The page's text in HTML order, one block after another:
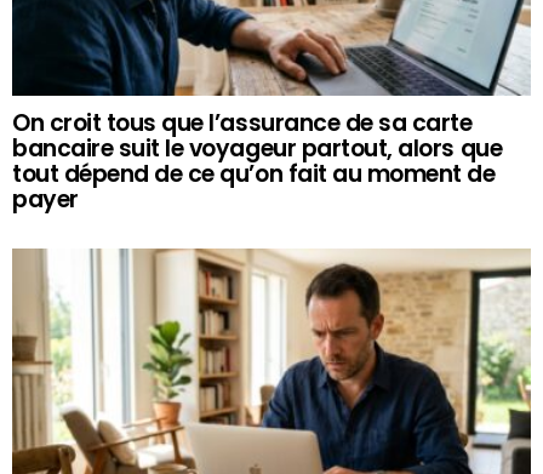
On croit tous que l’assurance de sa carte
bancaire suit le voyageur partout, alors que
tout dépend de ce qu’on fait au moment de
payer